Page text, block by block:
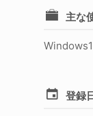
主な
登録